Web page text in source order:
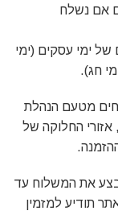
ותוך 3 ימי עסקים אם נשלח
ימי עסקים (ימי
חג).
מטעם הנהלת
החלוקה של
את המשלוח עד
תודיע למזמין